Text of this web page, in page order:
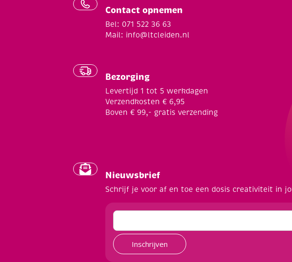
Contact opnemen
Bel: 071 522 36 63
Mail: info@ltcleiden.nl
Bezorging
Levertijd 1 tot 5 werkdagen
Verzendkosten € 6,95
Boven € 99,- gratis verzending
Nieuwsbrief
Schrijf je voor af en toe een dosis creativiteit in
Inschrijven